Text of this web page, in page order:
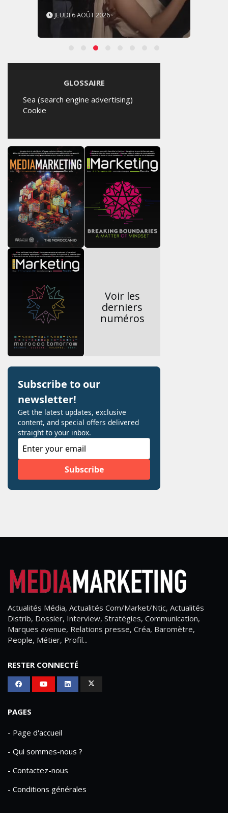
JEUDI 6 AOÛT 2026
GLOSSAIRE
Sea (search engine advertising)
Cookie
Voir les
derniers
numéros
Actualités Média, Actualités Com/Market/Ntic, Actualités
Distrib, Dossier, Interview, Stratégies, Communication,
Marques avenue, Relations presse, Créa, Baromètre,
People, Métier, Profil...
RESTER CONNECTÉ
PAGES
- Page d'accueil
- Qui sommes-nous ?
- Contactez-nous
- Conditions générales